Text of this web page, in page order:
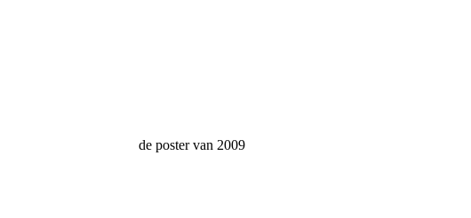
de poster van 2009